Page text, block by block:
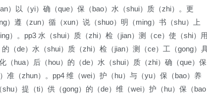
）以（yi）确（que）保（bao）水（shui）质（zhi）。更
）遵（zun）循（xun）说（shuo）明（ming）书（shu）上
）。pp3 水（shui）质（zhi）检（jian）测（ce）使（shi）用
（de）水（shui）质（zhi）检（jian）测（ce）工（gong）
（hua）后（hou）的（de）水（shui）质（zhi）确（que）保
准（zhun）。pp4 维（wei）护（hu）与（yu）保（bao）养
）提（ti）供（gong）的（de）维（wei）护（hu）保（bao